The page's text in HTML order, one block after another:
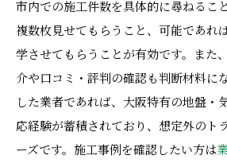
市内での施工件数を具体的に尋ねるこ
複数枚見せてもらうこと、可能であれ
学させてもらうことが有効です。また
介や口コミ・評判の確認も判断材料に
した業者であれば、大阪特有の地盤・
応経験が蓄積されており、想定外のト
ーズです。施工事例を確認したい方は